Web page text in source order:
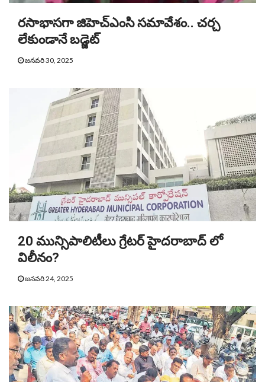
రసాభాసగా జిహెచ్ఎంసి సమావేశం.. చర్చ
లేకుండానే బడ్జెట్
జనవరి 30, 2025
20 మున్సిపాలిటీలు గ్రేటర్ హైదరాబాద్ లో
విలీనం?
జనవరి 24, 2025